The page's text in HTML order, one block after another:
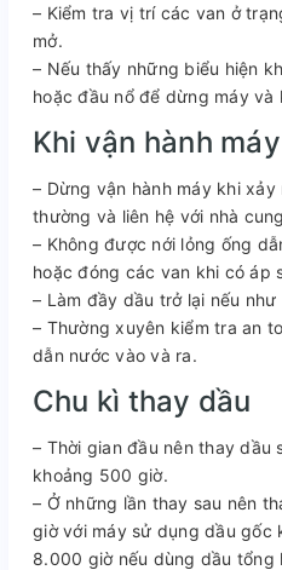
– Kiểm tra vị trí các van ở
mở.
– Nếu thấy những biểu hiện
hoặc đầu nổ để dừng máy và
Khi vận hành máy
– Dừng vận hành máy khi
thường và liên hệ với nhà
– Không được nới lỏng ống
hoặc đóng các van khi có áp
– Làm đầy dầu trở lại nếu
– Thường xuyên kiểm tra an
dẫn nước vào và ra.
Chu kì thay dầu
– Thời gian đầu nên thay dầu
khoảng 500 giờ.
– Ở những lần thay sau nên
giờ với máy sử dụng dầu gốc
8.000 giờ nếu dùng dầu tổng